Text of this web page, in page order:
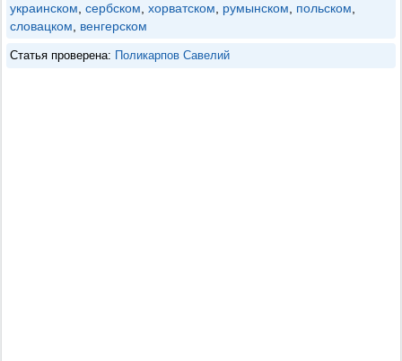
украинском сербском хорватском румынском польском
словацком
венгерском
Статья проверена: Поликарпов Савелий